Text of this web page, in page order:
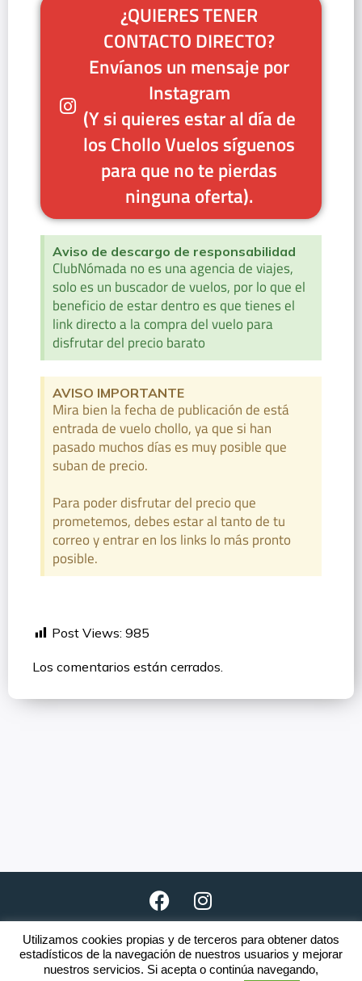
¿QUIERES TENER
CONTACTO DIRECTO?
Envíanos un mensaje por
Instagram
(Y si quieres estar al día de
los Chollo Vuelos síguenos
para que no te pierdas
ninguna oferta).
Aviso de descargo de responsabilidad
ClubNómada no es una agencia de viajes,
solo es un buscador de vuelos, por lo que el
beneficio de estar dentro es que tienes el
link directo a la compra del vuelo para
disfrutar del precio barato
AVISO IMPORTANTE
Mira bien la fecha de publicación de está
entrada de vuelo chollo, ya que si han
pasado muchos días es muy posible que
suban de precio.
Para poder disfrutar del precio que
prometemos, debes estar al tanto de tu
correo y entrar en los links lo más pronto
posible.
Post Views: 985
Los comentarios están cerrados.
Copyright © 2026 · www.clubnomada.es
El incumplimiento de una o variasReglasserá motivo de expulsión.
Utilizamos cookies propias y de terceros para obtener datos
estadísticos de la navegación de nuestros usuarios y mejorar
nuestros servicios. Si acepta o continúa navegando,